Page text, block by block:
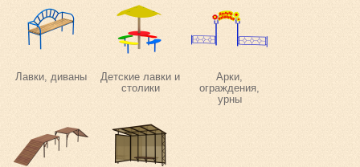
Лавки, диваны
Детские лавки и
столики
Арки,
ограждения,
урны